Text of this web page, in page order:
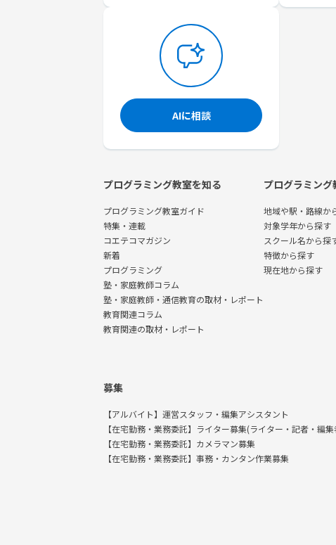
AIに相談
プログラミング教室を知る
プログラミング教室ガイド
特集・連載
コエテコマガジン
新着
プログラミング
塾・家庭教師コラム
塾・家庭教師・通信教育の取材・レポート
教育関連コラム
教育関連の取材・レポート
プログラミング
地域や駅・路線か
対象学年から探す
スクール名から探
特徴から探す
現在地から探す
募集
【アルバイト】運営スタッフ・編集アシスタント
【在宅勤務・業務委託】ライター募集(ライター・記者・編集
【在宅勤務・業務委託】カメラマン募集
【在宅勤務・業務委託】事務・カンタン作業募集